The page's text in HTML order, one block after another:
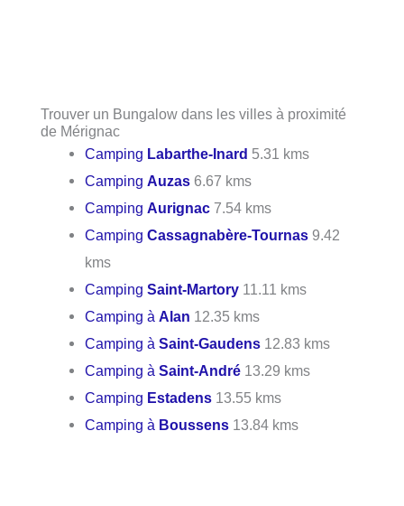
Trouver un Bungalow dans les villes à proximité
de Mérignac
Camping Labarthe-Inard 5.31 kms
CampingAuzas 6.67 kms
CampingAurignac 7.54 kms
CampingCassagnabère-Tournas 9.42
kms
CampingSaint-Martory 11.11 kms
Camping àAlan 12.35 kms
Camping àSaint-Gaudens 12.83 kms
Camping àSaint-André 13.29 kms
Camping Estadens 13.55 kms
Camping à Boussens 13.84 kms